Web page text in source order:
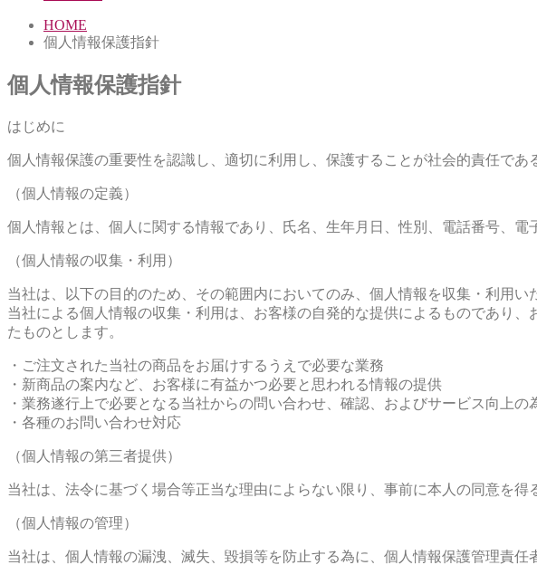
HOME
個人情報保護指針
個人情報保護指針
はじめに
個人情報保護の重要性を認識し、適切に利用し、保護することが社会的責任であ
（個人情報の定義）
個人情報とは、個人に関する情報であり、氏名、生年月日、性別、電話番号、
（個人情報の収集・利用）
当社は、以下の目的のため、その範囲内においてのみ、個人情報を収集・利用い
当社による個人情報の収集・利用は、お客様の自発的な提供によるものであり
たものとします。
・ご注文された当社の商品をお届けするうえで必要な業務
・新商品の案内など、お客様に有益かつ必要と思われる情報の提供
・業務遂行上で必要となる当社からの問い合わせ、確認、およびサービス向上の
・各種のお問い合わせ対応
（個人情報の第三者提供）
当社は、法令に基づく場合等正当な理由によらない限り、事前に本人の同意を
（個人情報の管理）
当社は、個人情報の漏洩、滅失、毀損等を防止する為に、個人情報保護管理責